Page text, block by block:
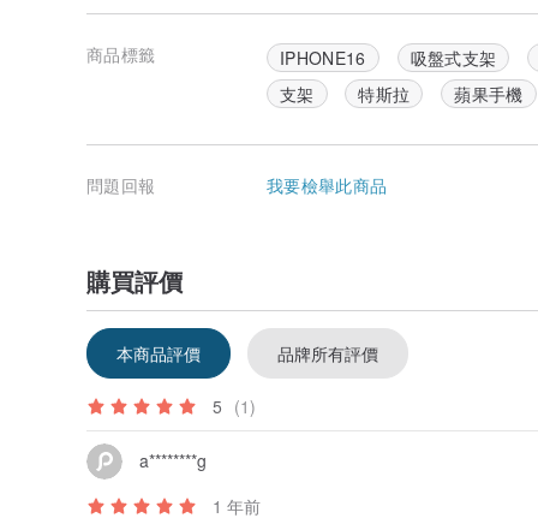
商品標籤 IPHONE16
吸盤式支架
支架
特斯拉 蘋果手機
問題回報 我要檢舉此商品
購買評價
本商品評價 品牌所有評價
5 (1)
a********g
1 年前